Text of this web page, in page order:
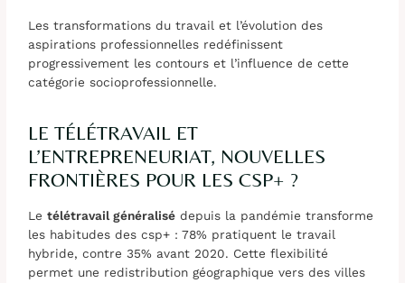
Les transformations du travail et l’évolution des
aspirations professionnelles redéfinissent
progressivement les contours et l’influence de cette
catégorie socioprofessionnelle.
LE TÉLÉTRAVAIL ET
L’ENTREPRENEURIAT, NOUVELLES
FRONTIÈRES POUR LES CSP+ ?
Letélétravail généralisé depuis la pandémie transforme
les habitudes des csp+ : 78% pratiquent le travail
hybride, contre 35% avant 2020. Cette flexibilité
permet une redistribution géographique vers des villes